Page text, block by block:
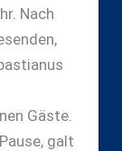
Nach
Gäste.
galt